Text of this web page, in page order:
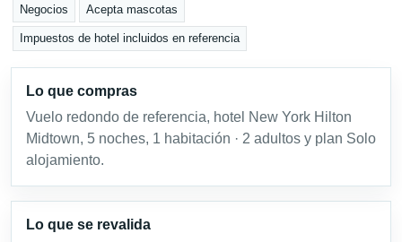
Negocios Acepta mascotas
Impuestos de hotel incluidos en referencia
Lo que compras
Vuelo redondo de referencia, hotel New York Hilton
Midtown, 5 noches, 1 habitación · 2 adultos y plan Solo
alojamiento.
Lo que se revalida